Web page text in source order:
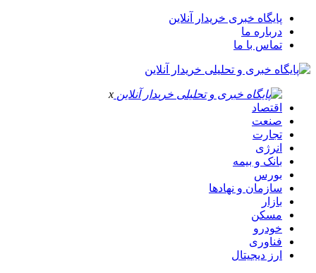
پایگاه خبری خریدار آنلاین
درباره ما
تماس با ما
x
اقتصاد
صنعت
تجارت
انرژی
بانک و بیمه
بورس
سازمان و نهادها
بازار
مسکن
خودرو
فناوری
ارز دیجیتال